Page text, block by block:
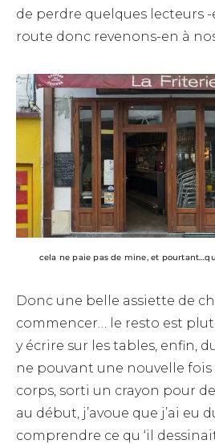
de perdre quelques lecteurs
route donc revenons-en à
cela ne paie pas de mine, et
Donc une belle assiette de
commencer… le resto est
y écrire sur les tables, enfin,
ne pouvant une nouvelle
corps, sorti un crayon pour
au début, j’avoue que j’ai eu
comprendre ce qu ‘il